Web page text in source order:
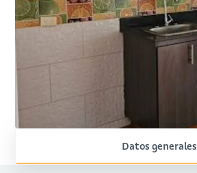
Datos generales